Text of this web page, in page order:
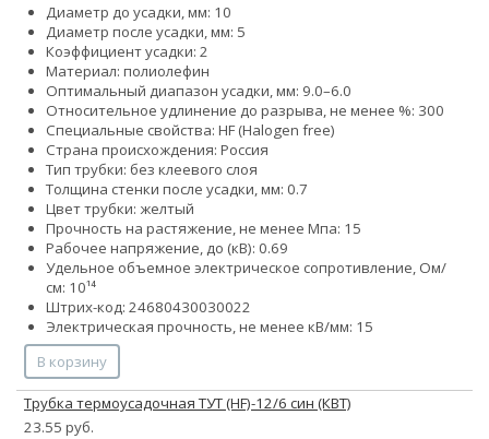
Диаметр до усадки, мм: 10
Диаметр после усадки, мм: 5
Коэффициент усадки: 2
Материал: полиолефин
Оптимальный диапазон усадки, мм: 9.0–6.0
Относительное удлинение до разрыва, не менее %: 300
Специальные свойства: HF (Halogen free)
Страна происхождения: Россия
Тип трубки: без клеевого слоя
Толщина стенки после усадки, мм: 0.7
Цвет трубки: желтый
Прочность на растяжение, не менее Мпа: 15
Рабочее напряжение, до (кВ): 0.69
Удельное объемное электрическое сопротивление, Ом/
см: 10¹⁴
Штрих-код: 24680430030022
Электрическая прочность, не менее кВ/мм: 15
В корзину
Трубка термоусадочная ТУТ (HF)-12/6 син (КВТ)
23.55 руб.